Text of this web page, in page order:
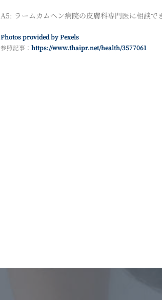
A5: ラームカムヘン病院の皮膚科専門医に相談で
Photos provided by Pexels
参照記事： https://www.thaipr.net/health/3577061